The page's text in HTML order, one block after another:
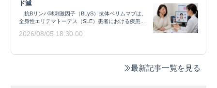
ド減
抗Bリンパ球刺激因子（BLyS）抗体ベリムマブは、
全身性エリテマトーデス（SLE）患者における疾患...
2026/08/05 18:30:00
最新記事一覧を見る